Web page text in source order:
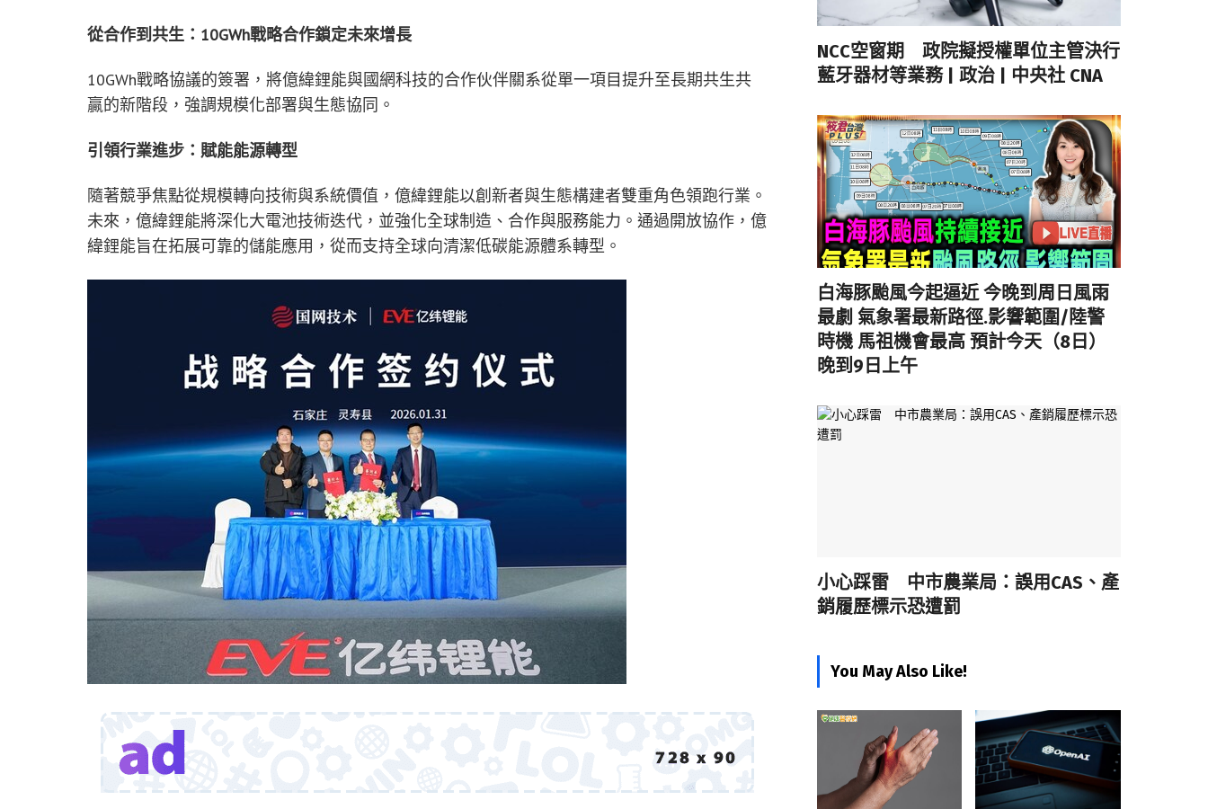
從合作到共生： 10GWh戰略合作鎖定未來增長
10GWh戰略協議的簽署，將億緯鋰能與國網科技的合作伙伴關系從單一項目提升至長期共生共
贏的新階段，強調規模化部署與生態協同。
引領行業進步：賦能能源轉型
隨著競爭焦點從規模轉向技術與系統價值，億緯鋰能以創新者與生態構建者雙重角色領跑行業。
未來，億緯鋰能將深化大電池技術迭代，並強化全球制造、合作與服務能力。通過開放協作，億
緯鋰能旨在拓展可靠的儲能應用，從而支持全球向清潔低碳能源體系轉型。
NCC空窗期 政院擬授權單位主管決行
藍牙器材等業務 | 政治 | 中央社 CNA
白海豚颱風今起逼近 今晚到周日風雨
最劇 氣象署最新路徑.影響範圍/陸警
時機 馬祖機會最高 預計今天（8日）
晚到9日上午
小心踩雷 中市農業局：誤用CAS、產
銷履歷標示恐遭罰
You May Also Like!